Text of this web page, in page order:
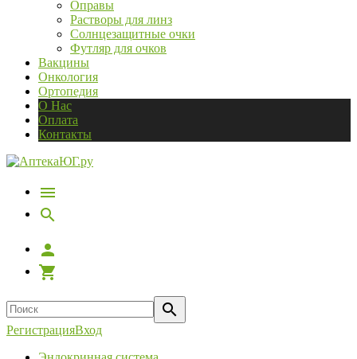
Оправы
Растворы для линз
Солнцезащитные очки
Футляр для очков
Вакцины
Онкология
Ортопедия
О Нас
Оплата
Контакты
РегистрацияВход